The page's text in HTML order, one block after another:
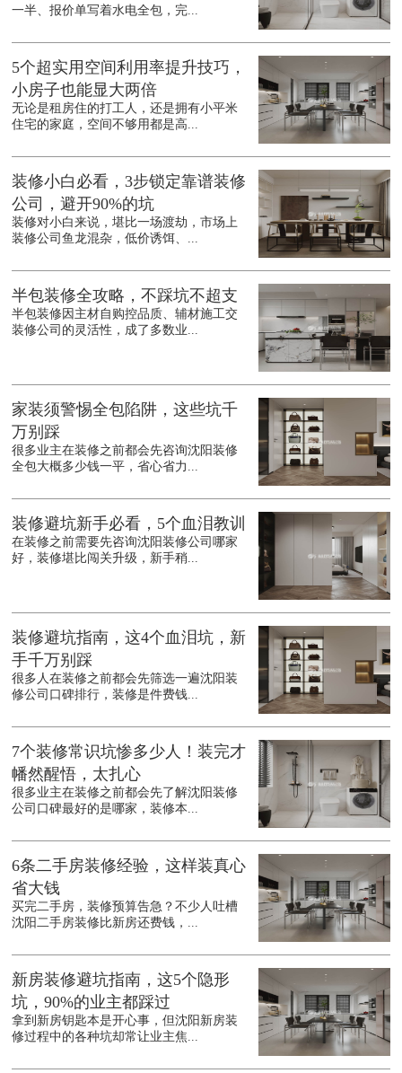
一半、报价单写着水电全包，完...
5个超实用空间利用率提升技巧，
小房子也能显大两倍
无论是租房住的打工人，还是拥有小平米
住宅的家庭，空间不够用都是高...
装修小白必看，3步锁定靠谱装修
公司，避开90%的坑
装修对小白来说，堪比一场渡劫，市场上
装修公司鱼龙混杂，低价诱饵、...
半包装修全攻略，不踩坑不超支
半包装修因主材自购控品质、辅材施工交
装修公司的灵活性，成了多数业...
家装须警惕全包陷阱，这些坑千
万别踩
很多业主在装修之前都会先咨询沈阳装修
全包大概多少钱一平，省心省力...
装修避坑新手必看，5个血泪教训
在装修之前需要先咨询沈阳装修公司哪家
好，装修堪比闯关升级，新手稍...
装修避坑指南，这4个血泪坑，新
手千万别踩
很多人在装修之前都会先筛选一遍沈阳装
修公司口碑排行，装修是件费钱...
7个装修常识坑惨多少人！装完才
幡然醒悟，太扎心
很多业主在装修之前都会先了解沈阳装修
公司口碑最好的是哪家，装修本...
6条二手房装修经验，这样装真心
省大钱
买完二手房，装修预算告急？不少人吐槽
沈阳二手房装修比新房还费钱，...
新房装修避坑指南，这5个隐形
坑，90%的业主都踩过
拿到新房钥匙本是开心事，但沈阳新房装
修过程中的各种坑却常让业主焦...